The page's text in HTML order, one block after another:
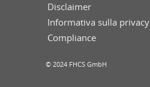
Disclaimer
Informativa sulla privacy
Compliance
© 2024 FHCS GmbH